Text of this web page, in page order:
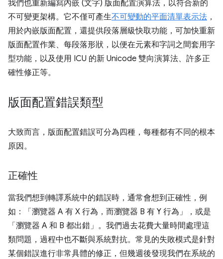
我們也重新編寫內嵌 (文字) 版面配置演算法，以符合新的
不可變更架構。它不僅可產生不可變動的平面清單表示法 ，
用於內嵌版面配置，還提供段落層級快取功能，可加快重新
版面配置作業、每段落形狀，以便在元素和字詞之間套用字
型功能，以及使用 ICU 的新 Unicode 雙向演算法、許多正
確性修正等。
版面配置錯誤類型
大致而言，版面配置錯誤可分為四種，每種都有不同的根本
原因。
正確性
當我們想到轉譯系統中的錯誤時，通常會想到正確性，例
如：「瀏覽器 A 有 X 行為，而瀏覽器 B 有 Y 行為」，或是
「瀏覽器 A 和 B 都出錯」。我們過去花費大量時間處理這
類問題，過程中也不斷與系統對抗。常見的失敗模式是針對
某個錯誤進行非常具體的修正，但幾週後發現我們在系統的